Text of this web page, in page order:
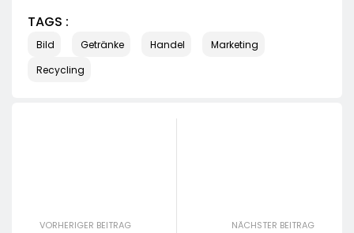
TAGS :
Bild Getränke Handel
Marketing
Recycling
VORHERIGER BEITRAG
NÄCHSTER BEITRAG